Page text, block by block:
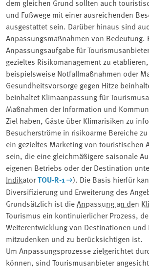
dem gleichen Grund sollten auch
und Fußwege mit einer ausreichenden
ausgestattet sein. Darüber hinaus sind
Anpassungsmaßnahmen von Bedeutung.
Anpassungsaufgabe für
gezieltes Risikomanagement zu
beispielsweise Notfallmaßnahmen oder
Gesundheitsvorsorge gegen Hitze
beinhaltet Klimaanpassung für
Maßnahmen der Information und
Ziel haben, Gäste über Klimarisiken zu
Besucherströme in risikoarme Bereiche
ein gezieltes Marketing von touristischen
sein, die eine gleichmäßigere saisonale
eigenen Betriebs oder der Destination
IndikatorTOU-R-1
). Die Basis hierfür
Diversifizierung und Erweiterung des
Grundsätzlich ist dieAnpassung an den
Tourismus ein kontinuierlicher Prozess,
Weiterentwicklung von Destinationen und
mitzudenken und zu berücksichtigen ist.
Um Anpassungsprozesse zielgerichtet
können, sind Tourismusanbieter